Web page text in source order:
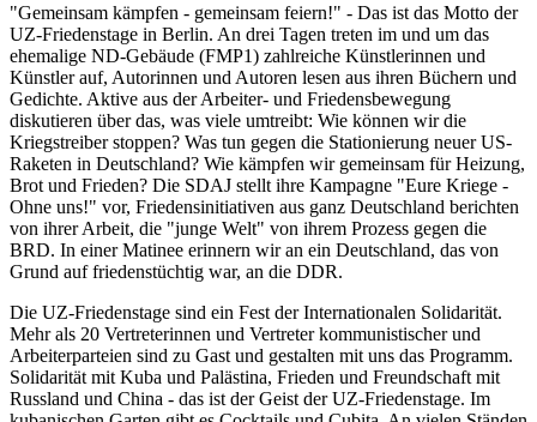
"Gemeinsam kämpfen - gemeinsam feiern!" - Das ist das Motto der
UZ-Friedenstage in Berlin. An drei Tagen treten im und um das
ehemalige ND-Gebäude (FMP1) zahlreiche Künstlerinnen und
Künstler auf, Autorinnen und Autoren lesen aus ihren Büchern und
Gedichte. Aktive aus der Arbeiter- und Friedensbewegung
diskutieren über das, was viele umtreibt: Wie können wir die
Kriegstreiber stoppen? Was tun gegen die Stationierung neuer US-
Raketen in Deutschland? Wie kämpfen wir gemeinsam für Heizung,
Brot und Frieden? Die SDAJ stellt ihre Kampagne "Eure Kriege -
Ohne uns!" vor, Friedensinitiativen aus ganz Deutschland berichten
von ihrer Arbeit, die "junge Welt" von ihrem Prozess gegen die
BRD. In einer Matinee erinnern wir an ein Deutschland, das von
Grund auf friedenstüchtig war, an die DDR.
Die UZ-Friedenstage sind ein Fest der Internationalen Solidarität.
Mehr als 20 Vertreterinnen und Vertreter kommunistischer und
Arbeiterparteien sind zu Gast und gestalten mit uns das Programm.
Solidarität mit Kuba und Palästina, Frieden und Freundschaft mit
Russland und China - das ist der Geist der UZ-Friedenstage. Im